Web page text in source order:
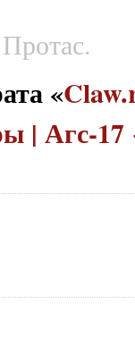
«
| Агс-